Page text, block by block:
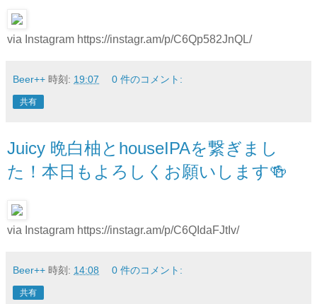
via Instagram https://instagr.am/p/C6Qp582JnQL/
Beer++ 時刻: 19:07 0 件のコメント:
共有
Juicy 晩白柚とhouseIPAを繋ぎまし
た！本日もよろしくお願いします🍻
via Instagram https://instagr.am/p/C6QIdaFJtIv/
Beer++ 時刻: 14:08 0 件のコメント:
共有